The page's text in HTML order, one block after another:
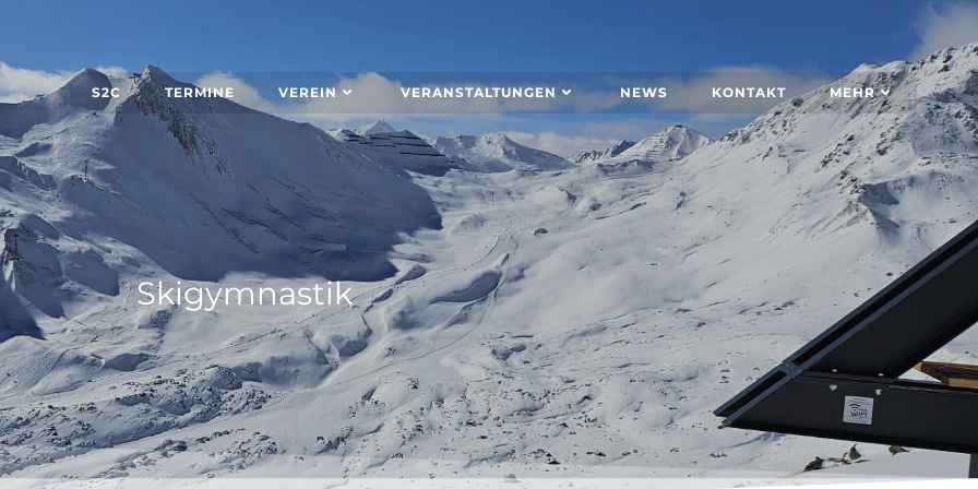
S2C TERMINE VEREIN VERANSTALTUNGEN NEWS KONTAKT MEHR
Skigymnastik